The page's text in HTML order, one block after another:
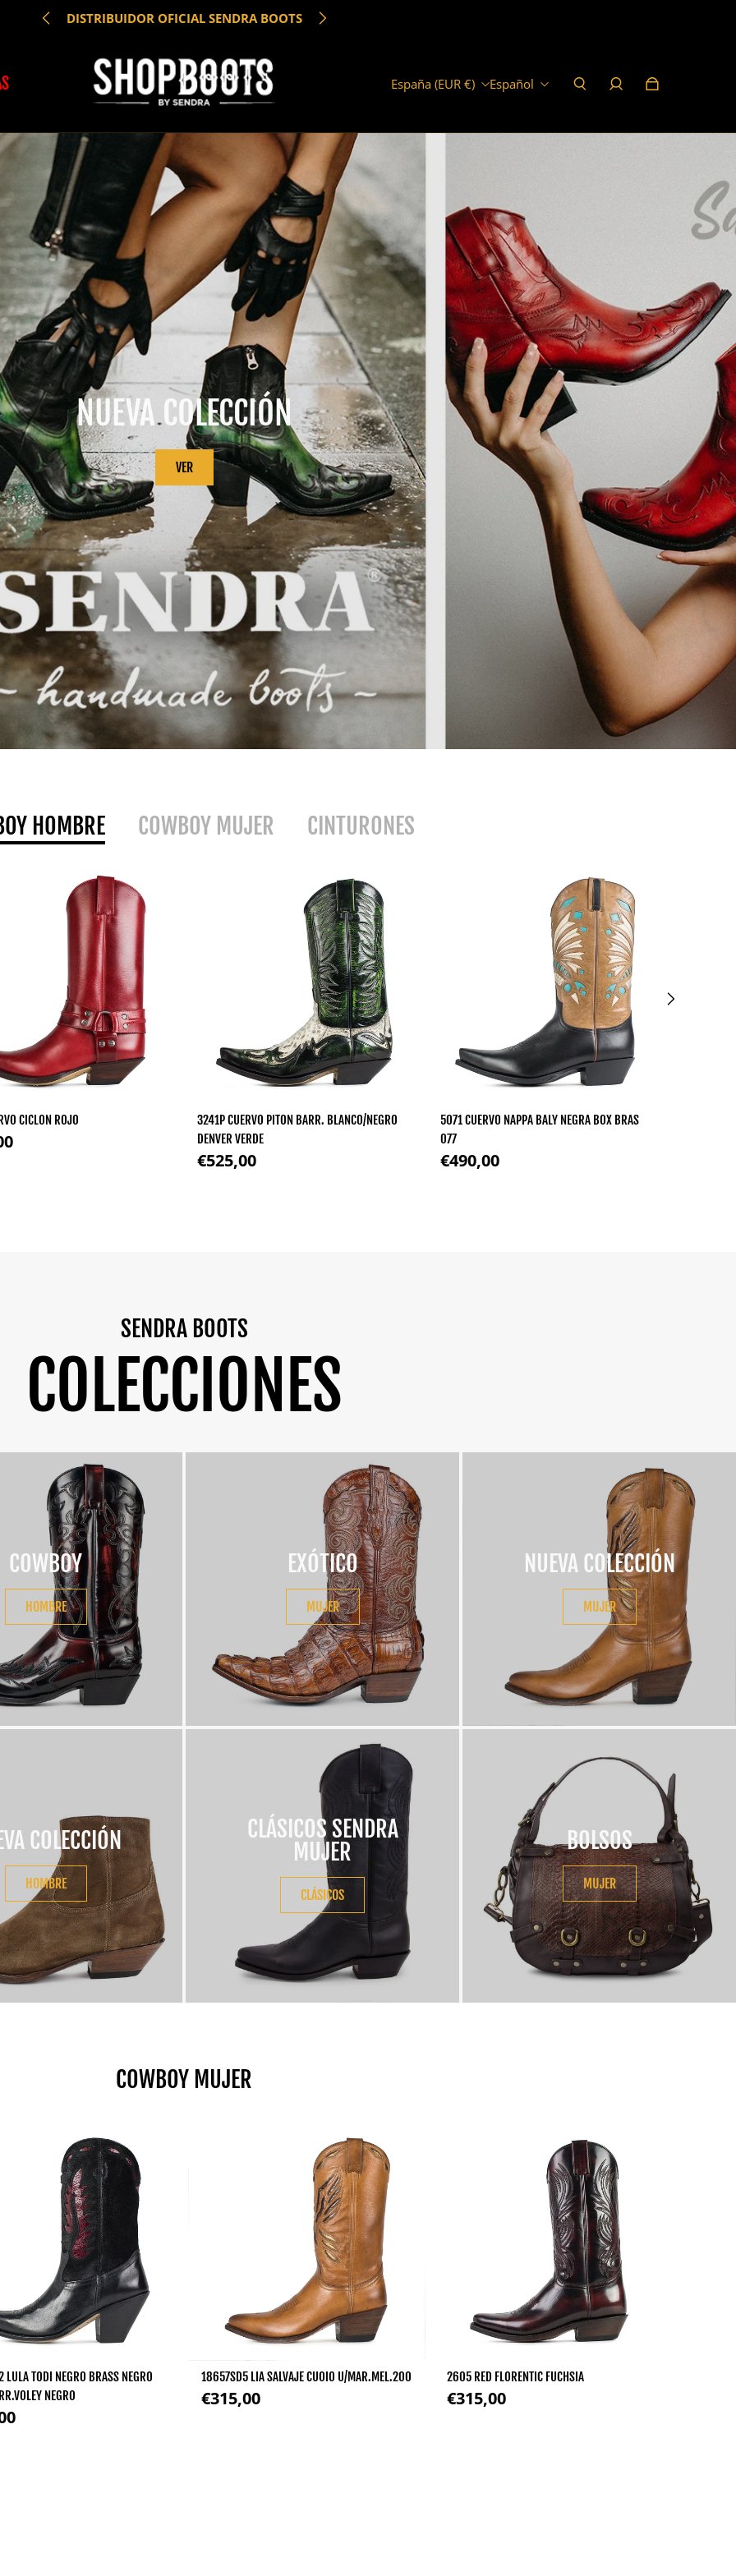
WHATSAPP +34 687027777
España (EUR €) Español
NUEVA COLECCIÓN
VER
HOMBRE COWBOY MUJER CINTURONES
CICLON ROJO
3241P CUERVO PITON BARR. BLANCO/NEGRO
DENVER VERDE
Precio regular
€525,00
5071 CUERVO NAPPA BALY NEGRA BOX BRAS
077
Precio regular
€490,00
SENDRA BOOTS
COLECCIONES
COWBOY
HOMBRE
EXÓTICO
MUJER
NUEVA COLECCIÓN
MUJER
COLECCIÓN
HOMBRE
CLÁSICOS SENDRA
MUJER
CLÁSICOS
BOLSOS
MUJER
COWBOY MUJER
TODI NEGRO BRASS NEGRO
NEGRO
18657SD5 LIA SALVAJE CUOIO U/MAR.MEL.200
Precio regular
€315,00
2605 RED FLORENTIC FUCHSIA
Precio regular
€315,00